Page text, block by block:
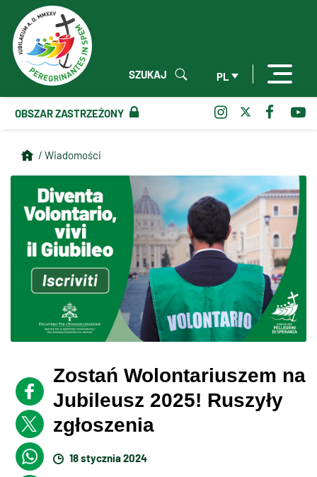
PL
SZUKAJ
OBSZAR ZASTRZEŻONY
/ Wiadomości
Zostań Wolontariuszem na
Jubileusz 2025! Ruszyły
zgłoszenia
18 stycznia 2024